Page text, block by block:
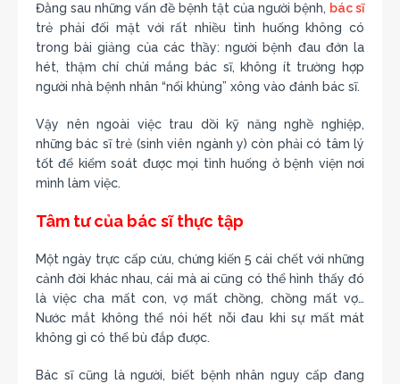
Đằng sau những vấn đề bệnh tật của người bệnh, bác sĩ
trẻ phải đối mặt với rất nhiều tình huống không có
trong bài giảng của các thầy: người bệnh đau đớn la
hét, thậm chí chửi mắng bác sĩ, không ít trường hợp
người nhà bệnh nhân “nổi khùng” xông vào đánh bác sĩ.
Vậy nên ngoài việc trau dồi kỹ năng nghề nghiệp,
những bác sĩ trẻ (sinh viên ngành y) còn phải có tâm lý
tốt để kiểm soát được mọi tình huống ở bệnh viện nơi
mình làm việc.
Tâm tư của bác sĩ thực tập
Một ngày trực cấp cứu, chứng kiến 5 cái chết với những
cảnh đời khác nhau, cái mà ai cũng có thể hình thấy đó
là việc cha mất con, vợ mất chồng, chồng mất vợ…
Nước mắt không thể nói hết nỗi đau khi sự mất mát
không gì có thể bù đắp được.
Bác sĩ cũng là người, biết bệnh nhân nguy cấp đang